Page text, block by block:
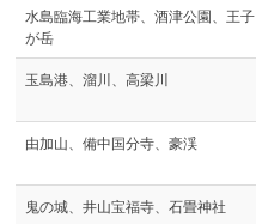
水島臨海工業地帯、酒津公園、王子
が岳
玉島港、溜川、高梁川
由加山、備中国分寺、豪渓
鬼の城、井山宝福寺、石畳神社